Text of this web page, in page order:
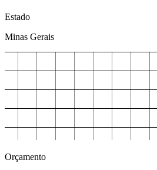
Estado
Minas Gerais
Orçamento